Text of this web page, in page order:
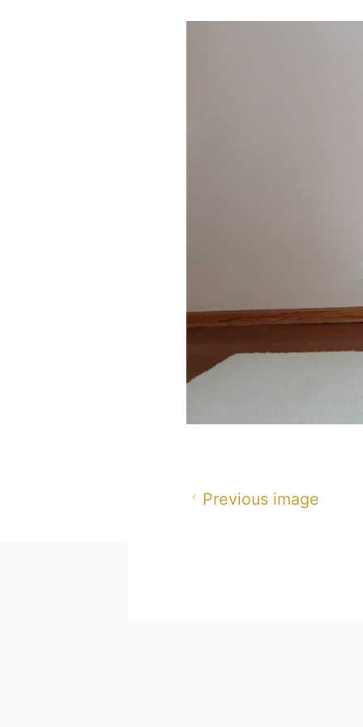
Previous image